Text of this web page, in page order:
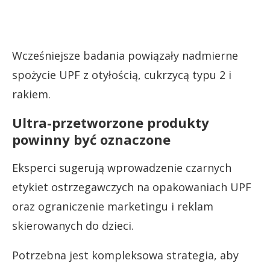
Wcześniejsze badania powiązały nadmierne
spożycie UPF z otyłością, cukrzycą typu 2 i
rakiem.
Ultra-przetworzone produkty
powinny być oznaczone
Eksperci sugerują wprowadzenie czarnych
etykiet ostrzegawczych na opakowaniach UPF
oraz ograniczenie marketingu i reklam
skierowanych do dzieci.
Potrzebna jest kompleksowa strategia, aby